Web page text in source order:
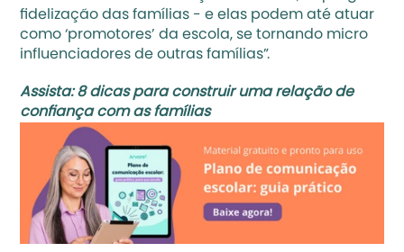
fidelização das famílias - e elas podem até atuar
como ‘promotores’ da escola, se tornando micro
influenciadores de outras famílias”.
Assista: 8 dicas para construir uma relação de
confiança com as famílias